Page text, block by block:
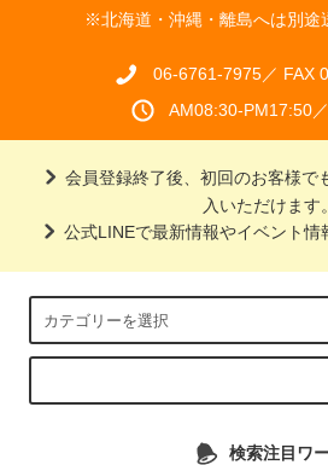
※北海道・沖縄・離島へは別途
06-6761-7975／ FAX
AM08:30-PM17:50
会員登録終了後、初回のお客様で
入いただけます。
公式LINEで最新情報やイベント情
検索注目ワ